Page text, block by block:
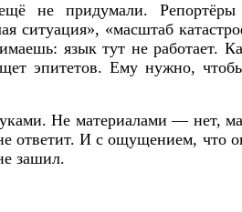
не придумали. Репортёры
ситуация», «масштаб
язык тут не работает.
эпитетов. Ему нужно,
Не материалами — нет,
ответит. И с ощущением, что
зашил.